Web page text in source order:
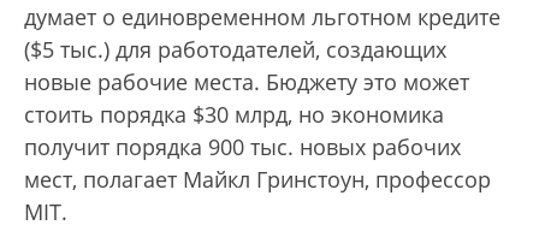
думает о единовременном льготном кредите
($5 тыс.) для работодателей, создающих
новые рабочие места. Бюджету это может
стоить порядка $30 млрд, но экономика
получит порядка 900 тыс. новых рабочих
мест, полагает Майкл Гринстоун, профессор
MIT.